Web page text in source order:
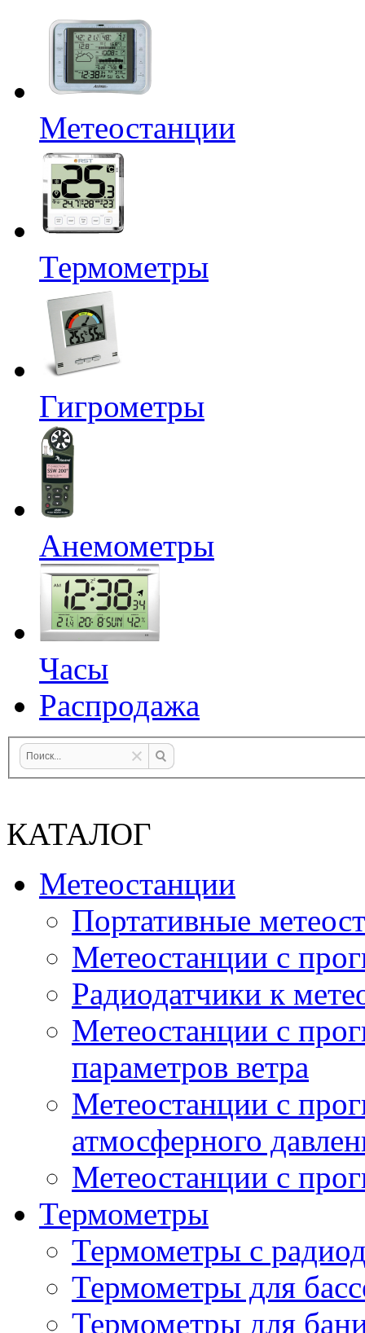
Метеостанции
Термометры
Гигрометры
Анемометры
Часы
Распродажа
КАТАЛОГ
Метеостанции
Портативные
Метеостанции с
Радиодатчики к
Метеостанции с
параметров ветра
Метеостанции с
атмосферного
Метеостанции с
Термометры
Термометры с
Термометры для
Термометры для